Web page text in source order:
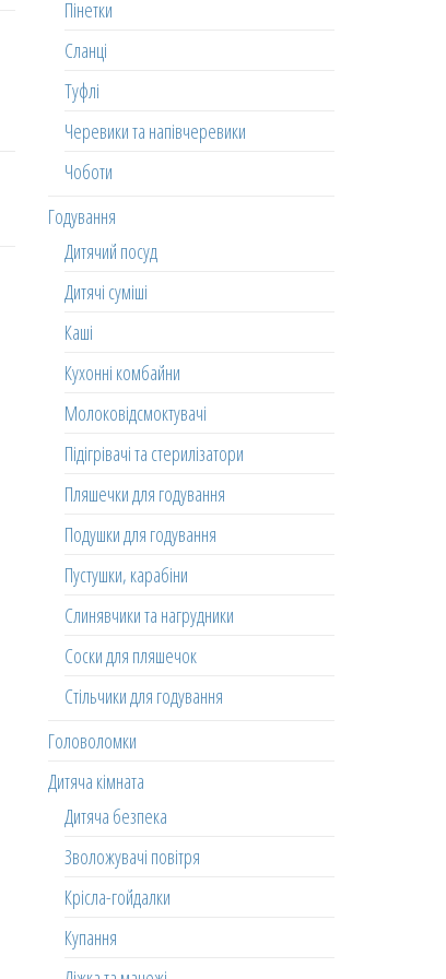
Пінетки
Сланці
Туфлі
Черевики та напівчеревики
Чоботи
Годування
Дитячий посуд
Дитячі суміші
Каші
Кухонні комбайни
Молоковідсмоктувачі
Підігрівачі та стерилізатори
Пляшечки для годування
Подушки для годування
Пустушки, карабіни
Слинявчики та нагрудники
Соски для пляшечок
Стільчики для годування
Головоломки
Дитяча кімната
Дитяча безпека
Зволожувачі повітря
Крісла-гойдалки
Купання